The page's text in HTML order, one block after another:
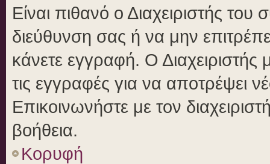
Είναι πιθανό ο Διαχειριστής του
διεύθυνση σας ή να μην
κάνετε εγγραφή. Ο Διαχειριστής
τις εγγραφές για να αποτρέψει
Επικοινωνήστε με τον
βοήθεια.
Κορυφή